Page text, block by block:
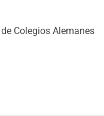
Colegios Alemanes